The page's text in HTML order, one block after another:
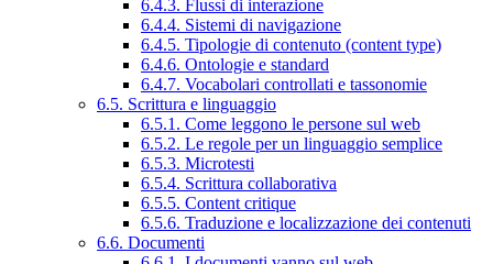
6.4.3. Flussi di interazione
6.4.4. Sistemi di navigazione
6.4.5. Tipologie di contenuto (content type)
6.4.6. Ontologie e standard
6.4.7. Vocabolari controllati e tassonomie
6.5. Scrittura e linguaggio
6.5.1. Come leggono le persone sul web
6.5.2. Le regole per un linguaggio semplice
6.5.3. Microtesti
6.5.4. Scrittura collaborativa
6.5.5. Content critique
6.5.6. Traduzione e localizzazione dei contenuti
6.6. Documenti